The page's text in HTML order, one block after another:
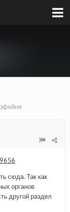
сюда. Так как
органов
другой раздел